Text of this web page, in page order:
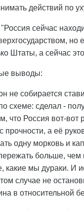
действий по
сейчас
Штаты, а сейчас
выводы:
не собирается
схеме: сделал -
что Россия вот-вот
прочности, а её
одну морковь и
больше,
какие мы дураки. И
случае не
в относительной